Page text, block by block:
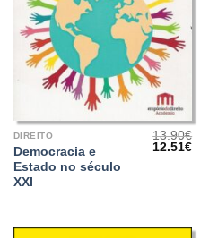
DIREITO
Democracia e
Estado no século
XXI
13.90€
O
12.51€O